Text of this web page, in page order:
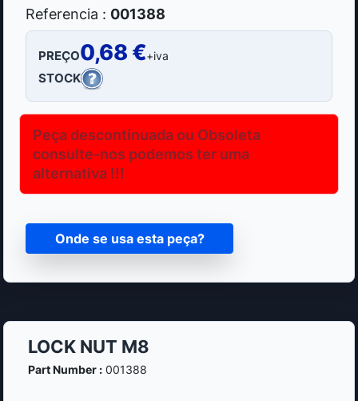
Referencia : 001388
PREÇO0,68 €+iva
STOCK
Peça descontinuada ou Obsoleta
consulte-nos podemos ter uma
alternativa !!!
Onde se usa esta peça?
LOCK NUT M8
Part Number :001388